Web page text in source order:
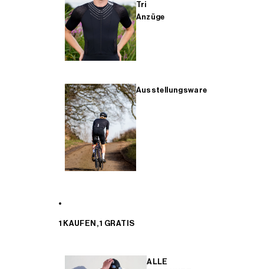
Tri
Anzüge
Ausstellungsware
1 KAUFEN, 1 GRATIS
ALLE